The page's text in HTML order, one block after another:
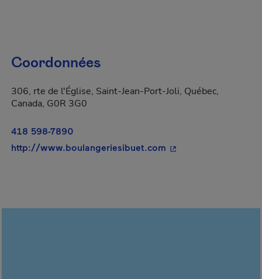
Coordonnées
306, rte de l'Église, Saint-Jean-Port-Joli, Québec,
Canada, G0R 3G0
418 598-7890
http://www.boulangeriesibuet.com - Cet hyperlien